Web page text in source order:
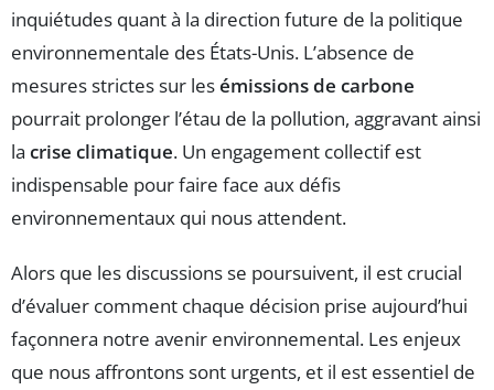
inquiétudes quant à la direction future de la politique
environnementale des États-Unis. L’absence de
mesures strictes sur lesémissions de carbone
pourrait prolonger l’étau de la pollution, aggravant ainsi
la crise climatique. Un engagement collectif est
indispensable pour faire face aux défis
environnementaux qui nous attendent.
Alors que les discussions se poursuivent, il est crucial
d’évaluer comment chaque décision prise aujourd’hui
façonnera notre avenir environnemental. Les enjeux
que nous affrontons sont urgents, et il est essentiel de